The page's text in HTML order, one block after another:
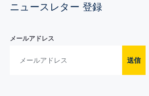
ニュースレター 登録
メールアドレス
送信